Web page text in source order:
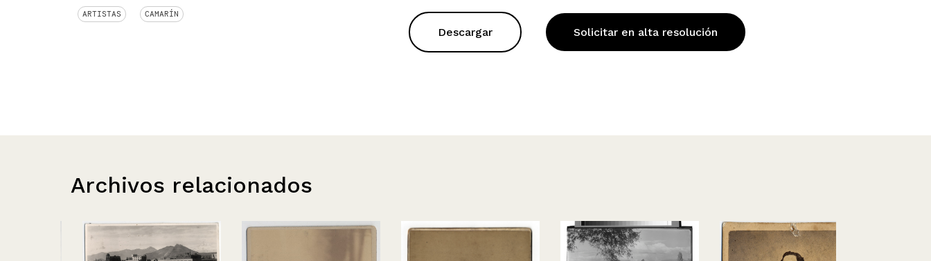
ARTISTAS CAMARÍN
Descargar Solicitar en alta resolución
Archivos relacionados